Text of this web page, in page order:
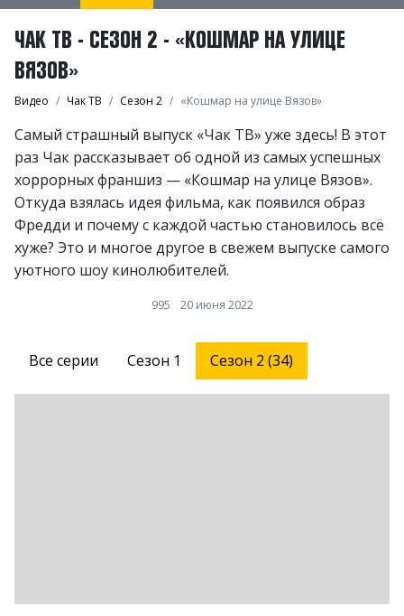
ЧАК ТВ - СЕЗОН 2 - «КОШМАР НА УЛИЦЕ
ВЯЗОВ»
Видео Чак ТВ Сезон 2 «Кошмар на улице Вязов»
Самый страшный выпуск «Чак ТВ» уже здесь! В этот
раз Чак рассказывает об одной из самых успешных
хоррорных франшиз — «Кошмар на улице Вязов».
Откуда взялась идея фильма, как появился образ
Фредди и почему с каждой частью становилось всё
хуже? Это и многое другое в свежем выпуске самого
уютного шоу кинолюбителей.
995 20 июня 2022
Все серии Сезон 1 Сезон 2 (34)